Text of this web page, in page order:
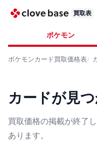
買取表
ポケモン
ポケモンカード買取価格表
カードが見
買取価格の掲載が終了
あります。